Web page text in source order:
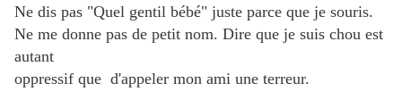
Ne dis pas "Quel gentil bébé" juste parce que je souris.
Ne me donne pas de petit nom. Dire que je suis chou est
autant
oppressif que d'appeler mon ami une terreur.